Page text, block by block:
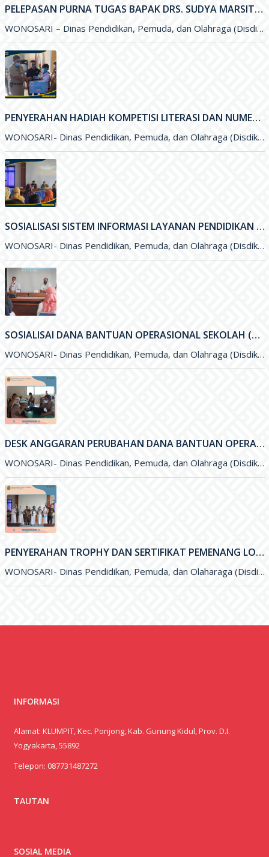
PELEPASAN PURNA TUGAS BAPAK DRS. SUDYA MARSITA, M.M. SELAKU SEKRETARIS DISDIKPORA KABUPATEN GUNUNGKIDUL
WONOSARI – Dinas Pendidikan, Pemuda, dan Olahraga (Disdikpora) Kabupaten Gunungkidul menyelenggarakan kegiatan Pelepasan Purna Tugas Bapak Drs. Sudya Marsita, M.M
PENYERAHAN HADIAH KOMPETISI LITERASI DAN NUMERASI TINGKAT NASIONAL
WONOSARI- Dinas Pendidikan, Pemuda, dan Olahraga (Disdikpora) Kabupaten Gunungkidul bekerja sama dengan Pesona Edu, Bank BCA, dan Pabrik Minuman Hillo
SOSIALISASI SISTEM INFORMASI LAYANAN PENDIDIKAN (SILANDIK) TAHUN 2021
WONOSARI- Dinas Pendidikan, Pemuda, dan Olahraga (Disdikpora) Kabupaten Gunungkidul bersama Badan Perencanaan Pembangunan Daerah (Bappeda) Kabupaten Gunungkidul menyelenggarakan kegiatan Sosialisasi
SOSIALISAI DANA BANTUAN OPERASIONAL SEKOLAH (BOS) KINERJA TAHUN 2021
WONOSARI- Dinas Pendidikan, Pemuda, dan Olahraga (Disdikpora) Kabupaten Gunungkidul melalui Subbagian Perencanaan menyelengarakan kegiatan Sosialisai Dana Bantuan Operasional Sekolah (BOS
DESK ANGGARAN PERUBAHAN DANA BANTUAN OPERASIONAL SEKOLAH (BOS) 2021
WONOSARI- Dinas Pendidikan, Pemuda, dan Olahraga (Disdikpora) Kabupaten Gunungkidul menyelenggarakan kegiatan Desk Anggaran Perubahan Dana Bantuan Operasional Sekolah&nbsp; (BOS
PENYERAHAN TROPHY DAN SERTIFIKAT PEMENANG LOMBA OLIMPIADE SAINS NASIONAL (OSN) DAN FESTIVAL LOMBA SENI NASIONAL (FLSSN) JENJANG SMP TINGKAT KABUPATEN
WONOSARI- Dinas Pendidikan, Pemuda, dan Olaharaga (Disdikpora) Kabupaten Gunungkidul melalui Bidang Sekolah Menegah Pertama (SMP) melaksanakan kegiatan penyerahan Trophy dan
INFORMASI
Alamat: KLUMPIT, Kec. Ponjong, Kab. Gunung Kidul, Prov. D.I.
Yogyakarta, 55892
Telepon: 087731487272
TAUTAN
SOSIAL MEDIA